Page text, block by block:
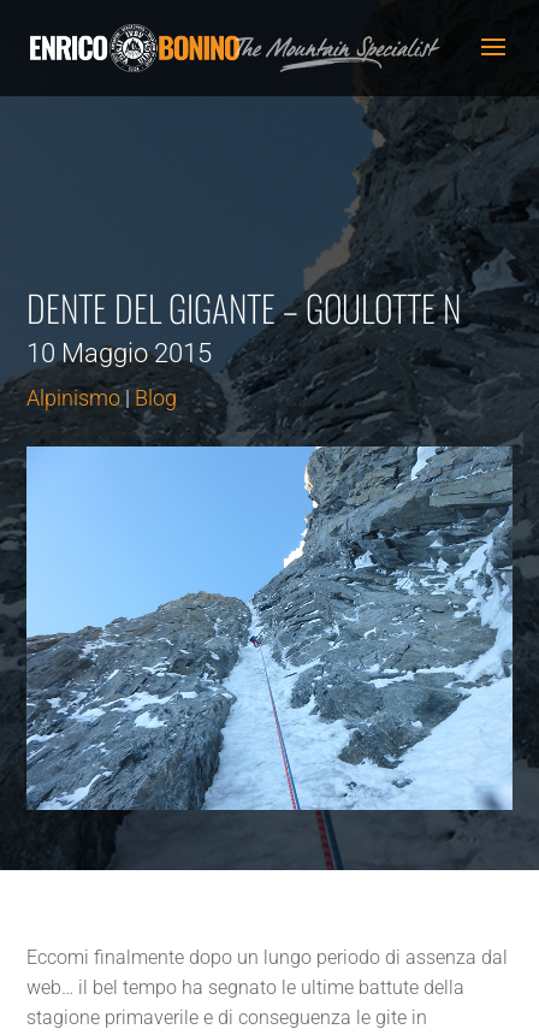
DENTE DEL GIGANTE – GOULOTTE N
10 Maggio 2015
Alpinismo| Blog
Eccomi finalmente dopo un lungo periodo di assenza dal
web… il bel tempo ha segnato le ultime battute della
stagione primaverile e di conseguenza le gite in